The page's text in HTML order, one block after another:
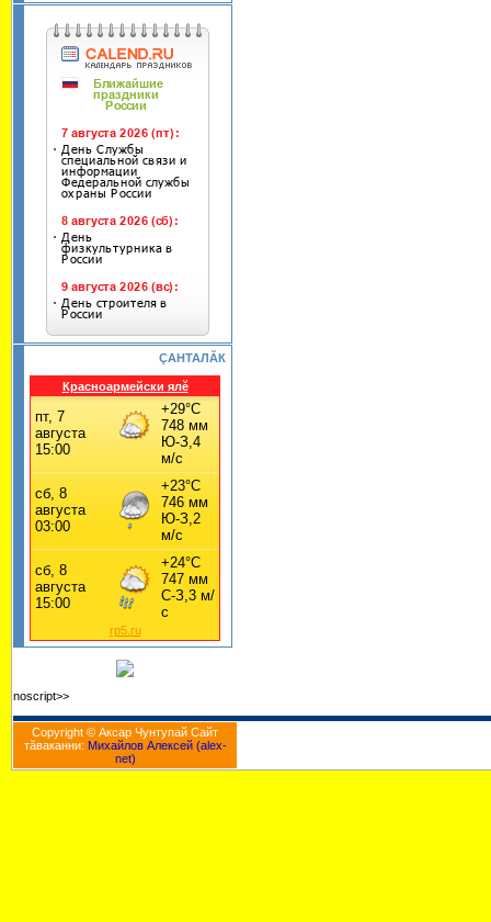
ÇАНТАЛĂК
Красноармейски ялĕ
rp5.ru
noscript>>
Copyright © Аксар Чунтупай Cайт
тăваканни: Михайлов Алексей (alex-
net)